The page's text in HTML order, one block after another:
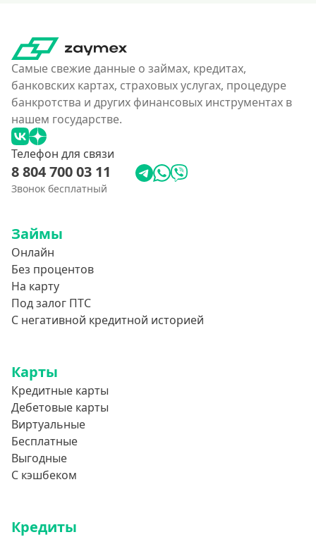
Самые свежие данные о займах, кредитах,
банковских картах, страховых услугах, процедуре
банкротства и других финансовых инструментах в
нашем государстве.
Телефон для связи
8 804 700 03 11
Звонок бесплатный
Займы
Онлайн
Без процентов
На карту
Под залог ПТС
С негативной кредитной историей
Карты
Кредитные карты
Дебетовые карты
Виртуальные
Бесплатные
Выгодные
С кэшбеком
Кредиты